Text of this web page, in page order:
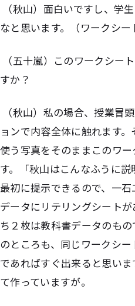
（秋山）面白いですし、学
なと思います。（ワークシー
（五十嵐）このワークシー
すか？
（秋山）私の場合、授業冒
ョンで内容全体に触れます
使う写真をそのままこのワ
す。「秋山はこんなふうに
最初に提示できるので、一
データにリテリングシート
ち２枚は教科書データのも
のところも、同じワークシ
であればすぐ出来ると思い
て作っていますが。